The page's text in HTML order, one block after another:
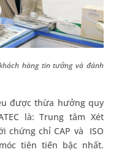
hàng tin tưởng và đánh
được thừa hưởng quy
là: Trung tâm Xét
chứng chỉ CAP và ISO
tiên tiến bậc nhất.